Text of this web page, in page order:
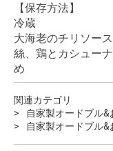
【保存方法】
冷蔵
大海老のチリソー
絲、鶏とカシュー
め
関連カテゴリ
自家製オードブル&
自家製オードブル&